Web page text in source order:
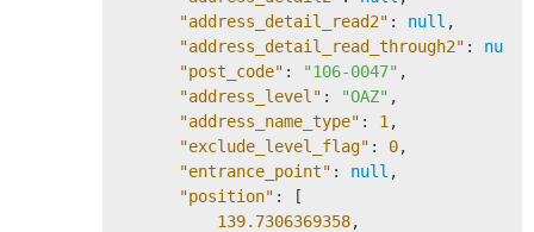
"address_detail_read2" : null ,
"address_detail_read_through2" : null
"post_code" : "106-0047" ,
"address_level" : "OAZ" ,
"address_name_type" : 1 ,
"exclude_level_flag" : 0,
"entrance_point" : null ,
"position" : [
139.7306369358,